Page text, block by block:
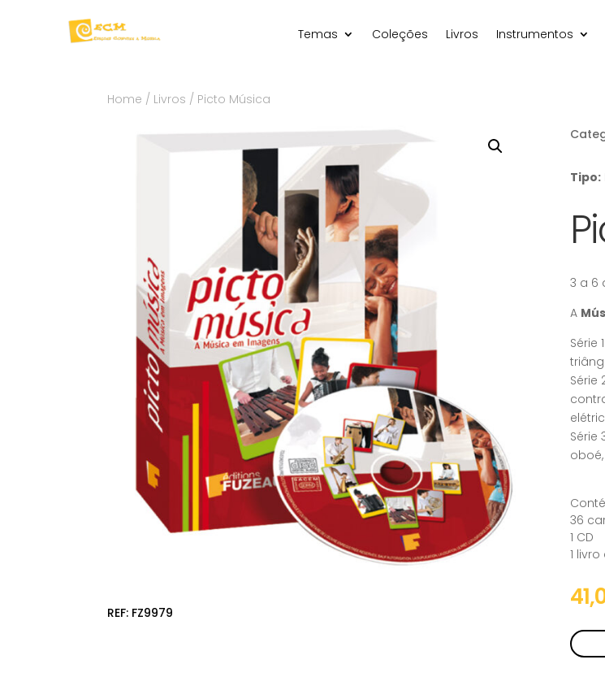
Temas Coleções Livros Instrumentos
Home / Livros / Picto Música
REF: FZ9979
Tipo:
3 a 6
A
Série
Série
Série
36
1 CD
1